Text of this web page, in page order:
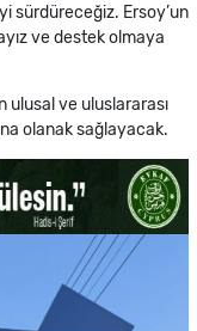
sürdüreceğiz. Ersoy’un
ve destek olmaya
ulusal ve uluslararası
olanak sağlayacak.